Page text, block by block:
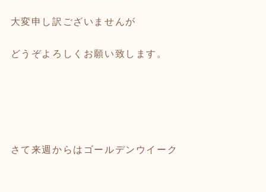
大変申し訳ございませんが
どうぞよろしくお願い致します。
さて来週からはゴールデンウイーク